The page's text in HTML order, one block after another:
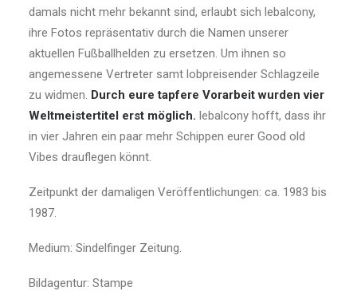
damals nicht mehr bekannt sind, erlaubt sich lebalcony,
ihre Fotos repräsentativ durch die Namen unserer
aktuellen Fußballhelden zu ersetzen. Um ihnen so
angemessene Vertreter samt lobpreisender Schlagzeile
zu widmen. Durch eure tapfere Vorarbeit wurden vier
Weltmeistertitel erst möglich. lebalcony hofft, dass ihr
in vier Jahren ein paar mehr Schippen eurer Good old
Vibes drauflegen könnt.
Zeitpunkt der damaligen Veröffentlichungen: ca. 1983 bis
1987.
Medium: Sindelfinger Zeitung.
Bildagentur: Stampe